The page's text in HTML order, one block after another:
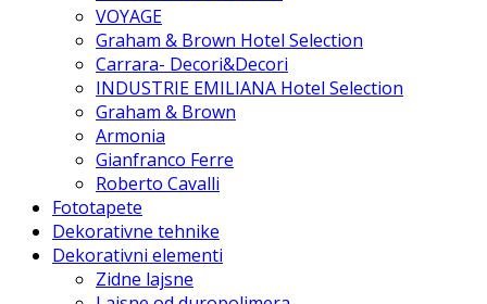
VOYAGE
Graham & Brown Hotel Selection
Carrara- Decori&Decori
INDUSTRIE EMILIANA Hotel Selection
Graham & Brown
Armonia
Gianfranco Ferre
Roberto Cavalli
Fototapete
Dekorativne tehnike
Dekorativni elementi
Zidne lajsne